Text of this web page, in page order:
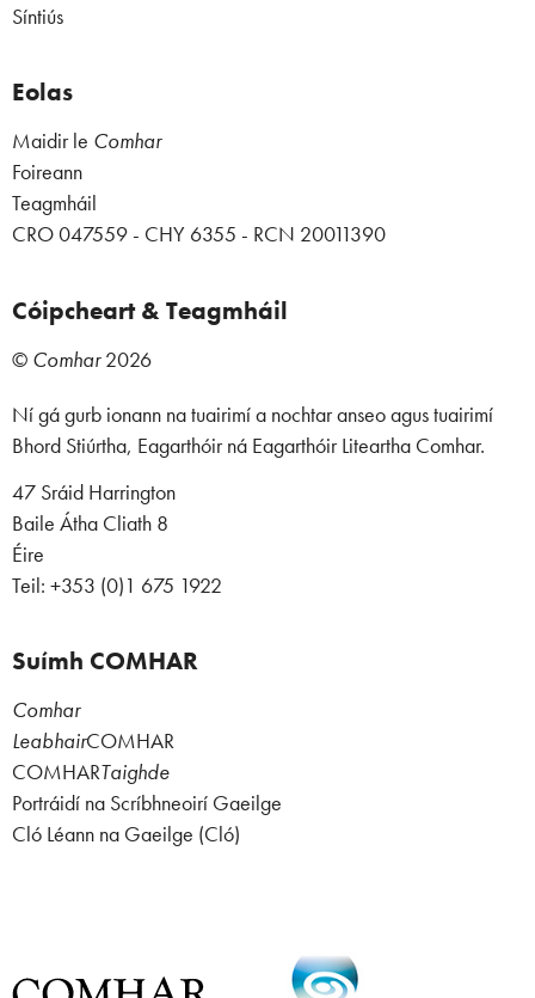
Síntiús
Eolas
Maidir le Comhar
Foireann
Teagmháil
CRO 047559 - CHY 6355 - RCN 20011390
Cóipcheart & Teagmháil
© Comhar2026
Ní gá gurb ionann na tuairimí a nochtar anseo agus tuairimí
Bhord Stiúrtha, Eagarthóir ná Eagarthóir Liteartha Comhar.
47 Sráid Harrington
Baile Átha Cliath 8
Éire
Teil: +353 (0)1 675 1922
Suímh COMHAR
Comhar
LeabhairCOMHAR
COMHARTaighde
Portráidí na Scríbhneoirí Gaeilge
Cló Léann na Gaeilge (Cló)